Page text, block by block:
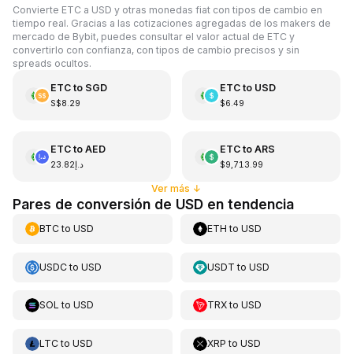
Convierte ETC a USD y otras monedas fiat con tipos de cambio en
tiempo real. Gracias a las cotizaciones agregadas de los makers de
mercado de Bybit, puedes consultar el valor actual de ETC y
convertirlo con confianza, con tipos de cambio precisos y sin
spreads ocultos.
ETCto SGD
S$8.29
ETCto USD
$6.49
ETCto AED
د.إ23.82
ETCto ARS
$9,713.99
Ver más ↓
Pares de conversión de USD en tendencia
BTCto USD ETH toUSD
USDCto USD USDT toUSD
SOL to USD TRXtoUSD
LTCto USD XRP toUSD